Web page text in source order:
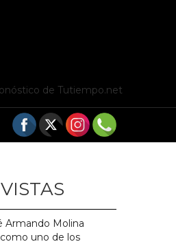
de Tutiempo.net
Armando Molina
uno de los